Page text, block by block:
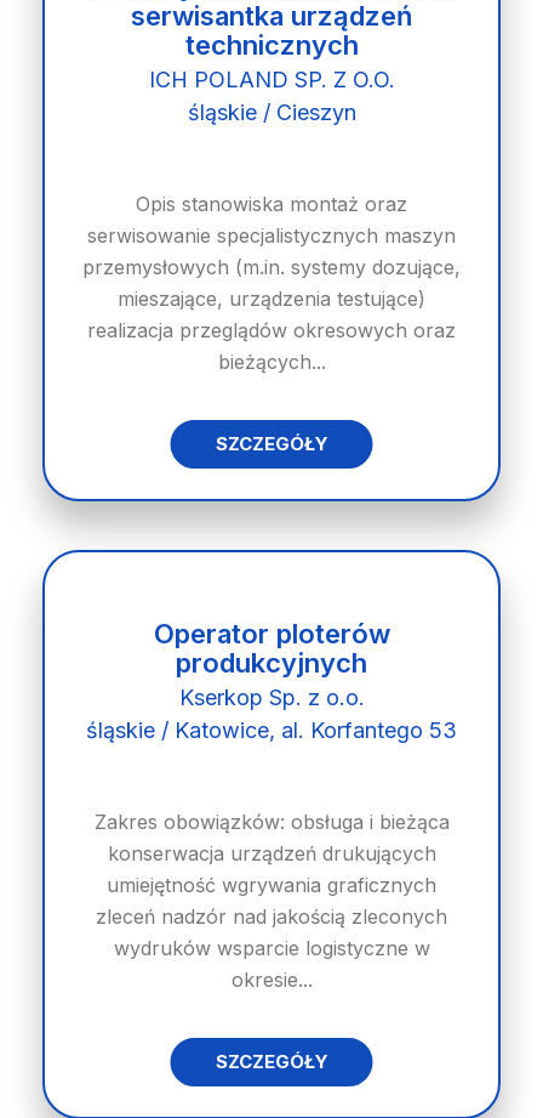
serwisantka urządzeń
technicznych
ICH POLAND SP. Z O.O.
śląskie / Cieszyn
Opis stanowiska montaż oraz
serwisowanie specjalistycznych maszyn
przemysłowych (m.in. systemy dozujące,
mieszające, urządzenia testujące)
realizacja przeglądów okresowych oraz
bieżących...
SZCZEGÓŁY
Operator ploterów
produkcyjnych
Kserkop Sp. z o.o.
śląskie / Katowice, al. Korfantego 53
Zakres obowiązków: obsługa i bieżąca
konserwacja urządzeń drukujących
umiejętność wgrywania graficznych
zleceń nadzór nad jakością zleconych
wydruków wsparcie logistyczne w
okresie...
SZCZEGÓŁY